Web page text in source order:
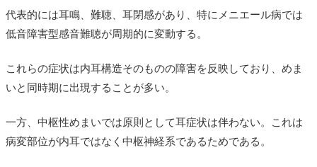
代表的には耳鳴、難聴、耳閉感があり、特にメニエール病では
低音障害型感音難聴が周期的に変動する。
これらの症状は内耳構造そのものの障害を反映しており、めま
いと同時期に出現することが多い。
一方、中枢性めまいでは原則として耳症状は伴わない。これは
病変部位が内耳ではなく中枢神経系であるためである。